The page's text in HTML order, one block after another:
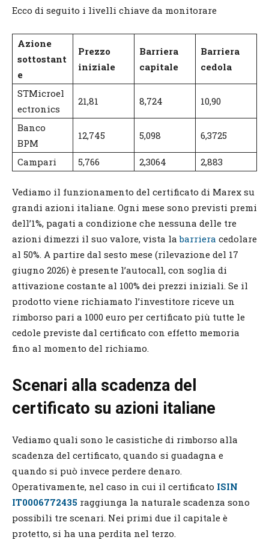
Ecco di seguito i livelli chiave da monitorare
Azione
sottostant
e
Prezzo
iniziale
Barriera
capitale
Barriera
cedola
STMicroel
ectronics
21,81 8,724 10,90
Banco
BPM
12,745 5,098 6,3725
Campari 5,766 2,3064 2,883
Vediamo il funzionamento del certificato di Marex su
grandi azioni italiane. Ogni mese sono previsti premi
dell’1%, pagati a condizione che nessuna delle tre
azioni dimezzi il suo valore, vista labarriera cedolare
al 50%. A partire dal sesto mese (rilevazione del 17
giugno 2026) è presente l’autocall, con soglia di
attivazione costante al 100% dei prezzi iniziali. Se il
prodotto viene richiamato l’investitore riceve un
rimborso pari a 1000 euro per certificato più tutte le
cedole previste dal certificato con effetto memoria
fino al momento del richiamo.
Scenari alla scadenza del
certificato su azioni italiane
Vediamo quali sono le casistiche di rimborso alla
scadenza del certificato, quando si guadagna e
quando si può invece perdere denaro.
Operativamente, nel caso in cui il certificato ISIN
IT0006772435 raggiunga la naturale scadenza sono
possibili tre scenari. Nei primi due il capitale è
protetto, si ha una perdita nel terzo.